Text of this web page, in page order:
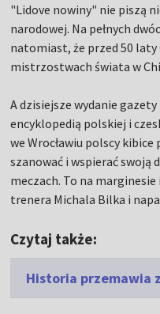
"Lidove nowiny" nie piszą
narodowej. Na pełnych
natomiast, że przed 50 laty
mistrzostwach świata w
A dzisiejsze wydanie
encyklopedią polskiej i
we Wrocławiu polscy
szanować i wspierać swoją
meczach. To na
trenera Michala Bilka i
Czytaj także:
Historia przemawia